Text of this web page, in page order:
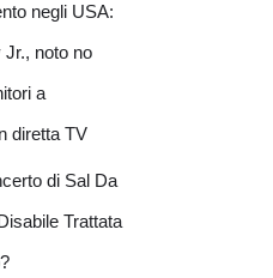
negli USA:
Jr., noto no
a
diretta TV
di Sal Da
Trattata